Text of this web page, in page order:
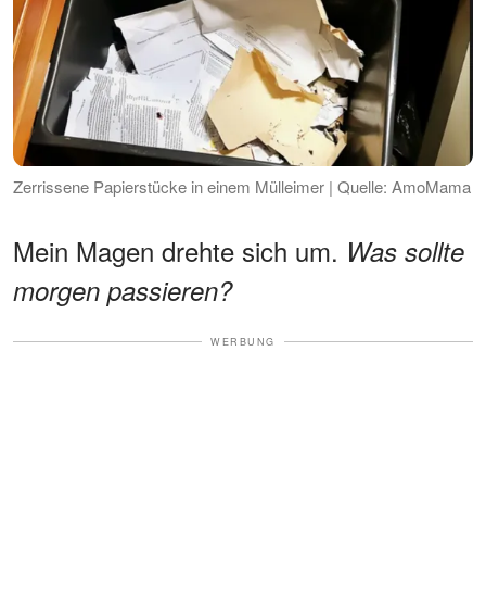
Zerrissene Papierstücke in einem Mülleimer | Quelle: AmoMama
Mein Magen drehte sich um. Was sollte
morgen passieren?
WERBUNG